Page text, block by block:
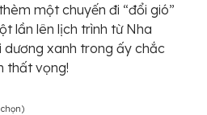
một chuyến đi “đổi gió”
lần lên lịch trình từ Nha
dương xanh trong ấy chắc
thất vọng!